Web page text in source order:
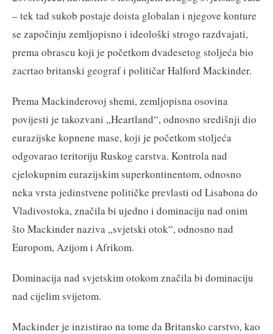
– tek tad sukob postaje doista globalan i njegove konture
se započinju zemljopisno i ideološki strogo razdvajati,
prema obrascu koji je početkom dvadesetog stoljeća bio
zacrtao britanski geograf i političar Halford Mackinder.
Prema Mackinderovoj shemi, zemljopisna osovina
povijesti je takozvani „Heartland“, odnosno središnji dio
eurazijske kopnene mase, koji je početkom stoljeća
odgovarao teritoriju Ruskog carstva. Kontrola nad
cjelokupnim eurazijskim superkontinentom, odnosno
neka vrsta jedinstvene političke prevlasti od Lisabona do
Vladivostoka, značila bi ujedno i dominaciju nad onim
što Mackinder naziva „svjetski otok“, odnosno nad
Europom, Azijom i Afrikom.
Dominacija nad svjetskim otokom značila bi dominaciju
nad cijelim svijetom.
Mackinder je inzistirao na tome da Britansko carstvo, kao